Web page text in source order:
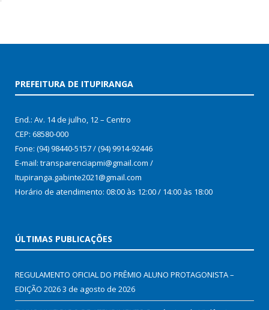
PREFEITURA DE ITUPIRANGA
End.: Av. 14 de julho, 12 – Centro
CEP: 68580-000
Fone: (94) 98440-5157 / (94) 9914-92446
E-mail: transparenciapmi@gmail.com /
Itupiranga.gabinte2021@gmail.com
Horário de atendimento: 08:00 às 12:00 / 14:00 às 18:00
ÚLTIMAS PUBLICAÇÕES
REGULAMENTO OFICIAL DO PRÊMIO ALUNO PROTAGONISTA –
EDIÇÃO 20263 de agosto de 2026